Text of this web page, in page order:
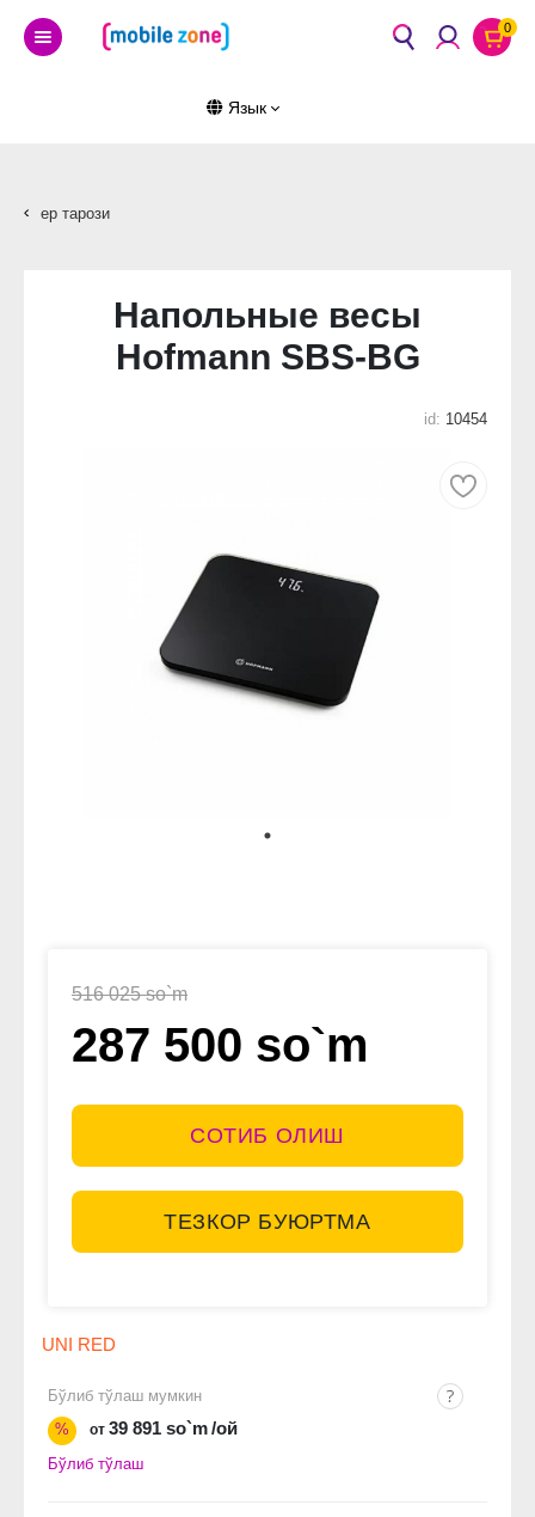
0
Язык
ер тарози
Напольные весы
Hofmann SBS-BG
id: 10454
516 025 so`m
287 500 so`m
СОТИБ ОЛИШ
ТЕЗКОР БУЮРТМА
UNI RED
Бўлиб тўлаш мумкин
%
от 39 891 so`m/ой
Бўлиб тўлаш